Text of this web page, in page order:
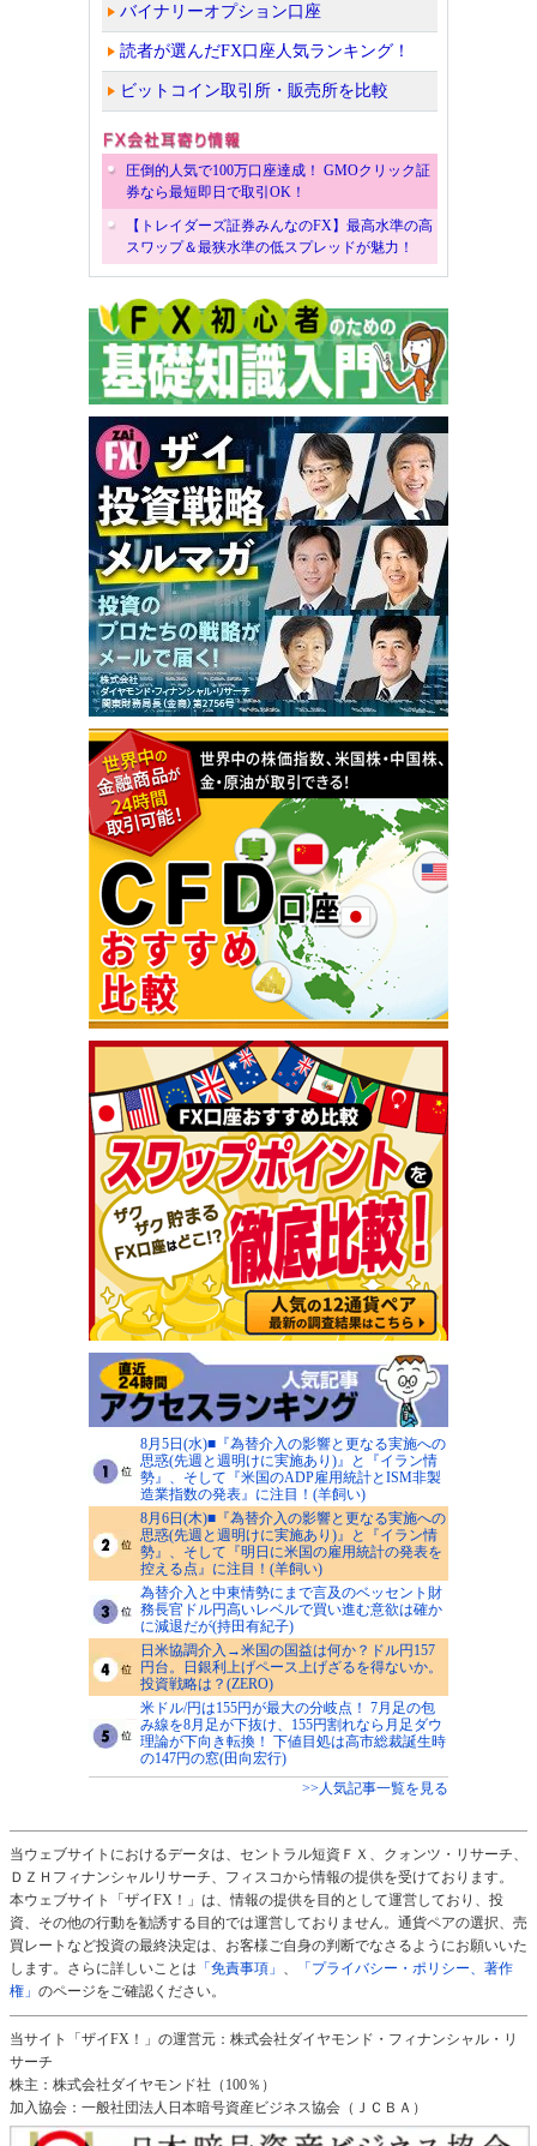
バイナリーオプション口座
読者が選んだFX口座人気ランキング！
ビットコイン取引所・販売所を比較
圧倒的人気で100万口座達成！ GMOクリック証
券なら最短即日で取引OK！
【トレイダーズ証券みんなのFX】最高水準の高
スワップ＆最狭水準の低スプレッドが魅力！
8月5日(水)■『為替介入の影響と更なる実施への
思惑(先週と週明けに実施あり)』と『イラン情
勢』、そして『米国のADP雇用統計とISM非製
造業指数の発表』に注目！(羊飼い)
8月6日(木)■『為替介入の影響と更なる実施への
思惑(先週と週明けに実施あり)』と『イラン情
勢』、そして『明日に米国の雇用統計の発表を
控える点』に注目！(羊飼い)
為替介入と中東情勢にまで言及のベッセント財
務長官ドル円高いレベルで買い進む意欲は確か
に減退だが(持田有紀子)
日米協調介入→米国の国益は何か？ドル円157
円台。日銀利上げペース上げざるを得ないか。
投資戦略は？(ZERO)
米ドル/円は155円が最大の分岐点！ 7月足の包
み線を8月足が下抜け、155円割れなら月足ダウ
理論が下向き転換！ 下値目処は高市総裁誕生時
の147円の窓(田向宏行)
>>人気記事一覧を見る
当ウェブサイトにおけるデータは、セントラル短資ＦＸ、クォンツ・リサーチ、
ＤＺＨフィナンシャルリサーチ、フィスコから情報の提供を受けております。
本ウェブサイト「ザイFX！」は、情報の提供を目的として運営しており、投
資、その他の行動を勧誘する目的では運営しておりません。通貨ペアの選択、売
買レートなど投資の最終決定は、お客様ご自身の判断でなさるようにお願いいた
します。さらに詳しいことは 「免責事項」 、
「プライバシー・ポリシー、著作
権」 のページをご確認ください。
当サイト「ザイFX！」の運営元：株式会社ダイヤモンド・フィナンシャル・リ
サーチ
株主：株式会社ダイヤモンド社（100％）
加入協会：一般社団法人日本暗号資産ビジネス協会（ＪＣＢＡ）